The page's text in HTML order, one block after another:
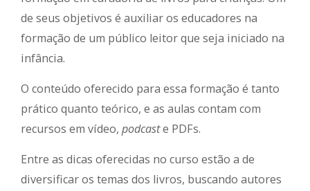
de seus objetivos é auxiliar os educadores na
formação de um público leitor que seja iniciado na
infância.
O conteúdo oferecido para essa formação é tanto
prático quanto teórico, e as aulas contam com
recursos em vídeo, podcaste PDFs.
Entre as dicas oferecidas no curso estão a de
diversificar os temas dos livros, buscando autores